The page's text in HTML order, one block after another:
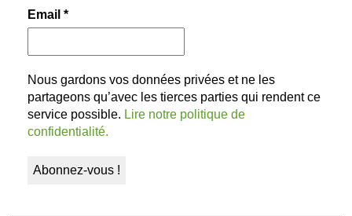
Email *
Nous gardons vos données privées et ne les
partageons qu’avec les tierces parties qui rendent ce
service possible. Lire notre politique de
confidentialité.